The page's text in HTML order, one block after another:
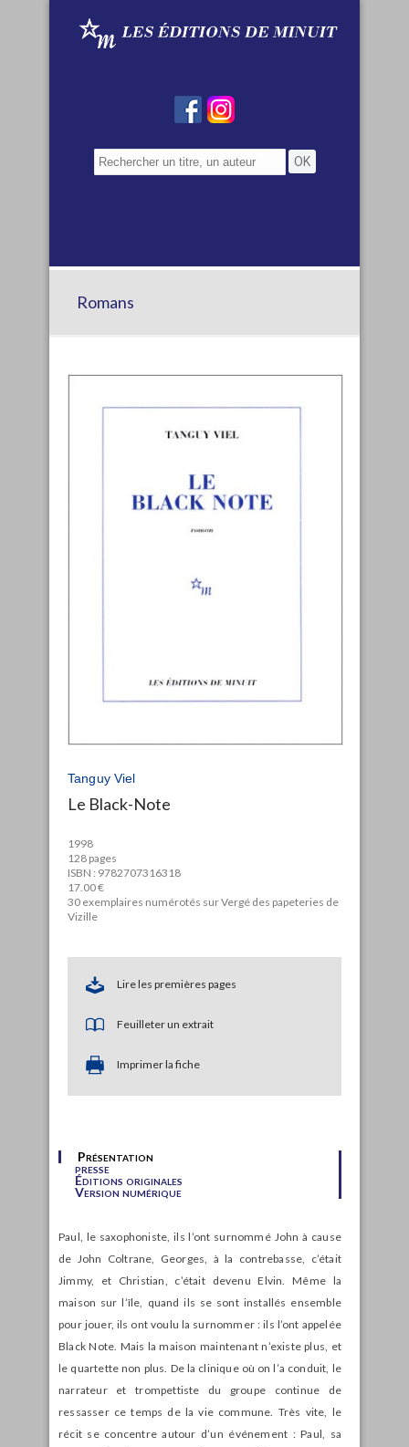
Romans
Tanguy Viel
Le Black-Note
1998
128 pages
ISBN : 9782707316318
17.00 €
30 exemplaires numérotés sur Vergé des papeteries de
Vizille
Lire les premières pages
Feuilleter un extrait
Imprimer la fiche
Présentation
presse
Éditions originales
Version numérique
Paul, le saxophoniste, ils l’ont surnommé John à cause
de John Coltrane, Georges, à la contrebasse, c’était
Jimmy, et Christian, c’était devenu Elvin. Même la
maison sur l’île, quand ils se sont installés ensemble
pour jouer, ils ont voulu la surnommer : ils l’ont appelée
Black Note. Mais la maison maintenant n’existe plus, et
le quartette non plus. De la clinique où on l’a conduit, le
narrateur et trompettiste du groupe continue de
ressasser ce temps de la vie commune. Très vite, le
récit se concentre autour d’un événement : Paul, sa